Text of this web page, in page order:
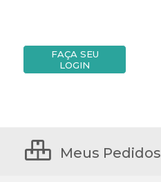
FAÇA SEU
LOGIN
Meus Pedidos